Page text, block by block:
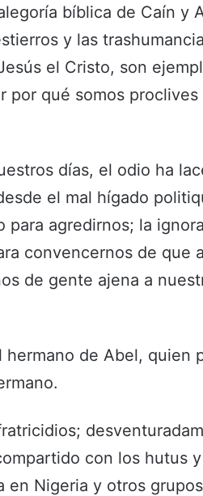
bíblica de Caín y
y las
el Cristo, son
por qué somos proclives
días, el odio ha
el mal hígado
agredirnos; la
convencernos de que
de gente ajena a
hermano de Abel, quien
con los hutus
en Nigeria y otros